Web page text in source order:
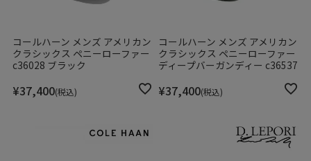
コールハーン メンズ アメリカン
クラシックス ペニーローファー
c36028 ブラック
¥37,400 税込
コールハーン メンズ アメリカン
クラシックス ペニーローファー
ディープバーガンディー c36537
¥37,400 税込